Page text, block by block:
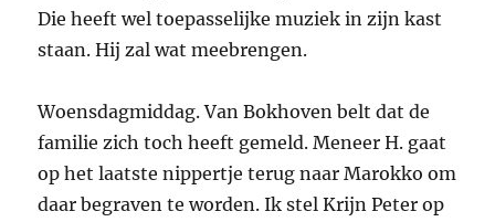
Die heeft wel toepasselijke muziek in zijn kast
staan. Hij zal wat meebrengen.
Woensdagmiddag. Van Bokhoven belt dat de
familie zich toch heeft gemeld. Meneer H. gaat
op het laatste nippertje terug naar Marokko om
daar begraven te worden. Ik stel Krijn Peter op